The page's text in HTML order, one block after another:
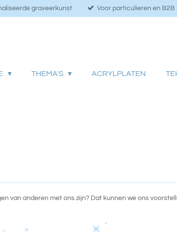
graveerkunst Voor particulieren en B2B
THEMA'S ACRYLPLATEN
van anderen met ons zijn? Dat kunnen we ons